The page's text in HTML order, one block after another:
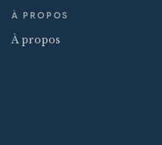
À PROPOS
À propos